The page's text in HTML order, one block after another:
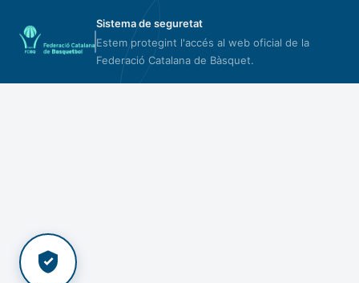
Sistema de seguretat
Estem protegint l'accés al web oficial de la
Federació Catalana de Bàsquet.